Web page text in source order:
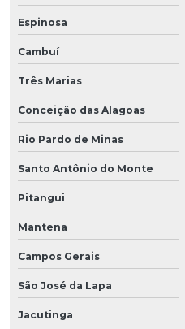
Espinosa
Cambuí
Três Marias
Conceição das Alagoas
Rio Pardo de Minas
Santo Antônio do Monte
Pitangui
Mantena
Campos Gerais
São José da Lapa
Jacutinga